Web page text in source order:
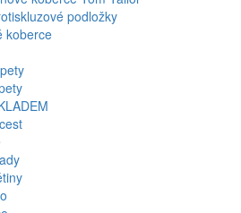
podložky
koberce